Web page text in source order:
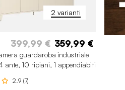
2 varianti
399,99 € 359,99 €
guardaroba industriale
ante, 10 ripiani, 1 appendiabiti
2.9 (7)